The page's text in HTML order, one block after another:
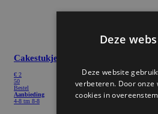
Cakestukje
€ 2
50
Bestel
Aanbieding
4-8 tm 8-8